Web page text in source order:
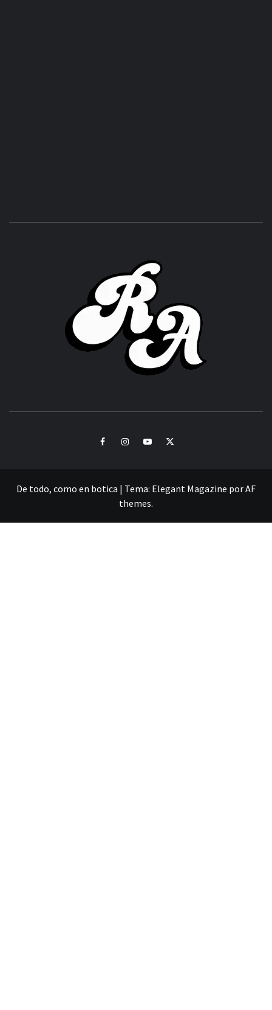
FacebookInstagramYoutubeTwitter
De todo, como en botica | Tema: Elegant Magazine porAF
themes.